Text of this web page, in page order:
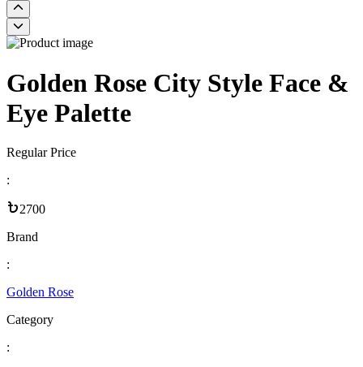
Golden Rose City Style Face &
Eye Palette
Regular Price
:
2700
Brand
:
Golden Rose
Category
: